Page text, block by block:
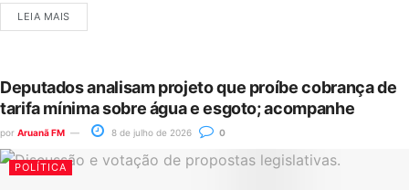
LEIA MAIS
Deputados analisam projeto que proíbe cobrança de
tarifa mínima sobre água e esgoto; acompanhe
por Aruanã FM 8 de julho de 2026 0
POLÍTICA